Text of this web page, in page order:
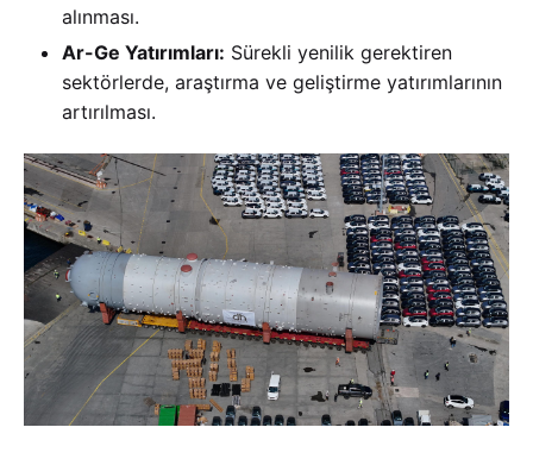
alınması.
Ar-Ge Yatırımları: Sürekli yenilik gerektiren
sektörlerde, araştırma ve geliştirme yatırımlarının
artırılması.